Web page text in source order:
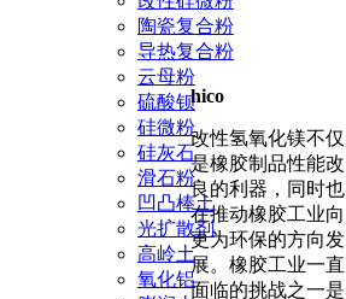
陶瓷复合粉
导热复合粉
云母粉
硫酸钡
硅微粉
硅灰石
滑石粉
凹凸棒土
光扩散剂
高岭土
氧化铝
hico
改性氢氧化镁不仅
是橡胶制品性能改
良的利器，同时也
在推动橡胶工业向
更为环保的方向发
展。橡胶工业一直
面临的挑战之一是